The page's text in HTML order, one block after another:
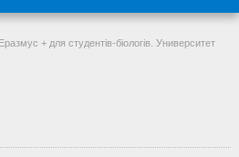
+ для студентів-біологів. Университет